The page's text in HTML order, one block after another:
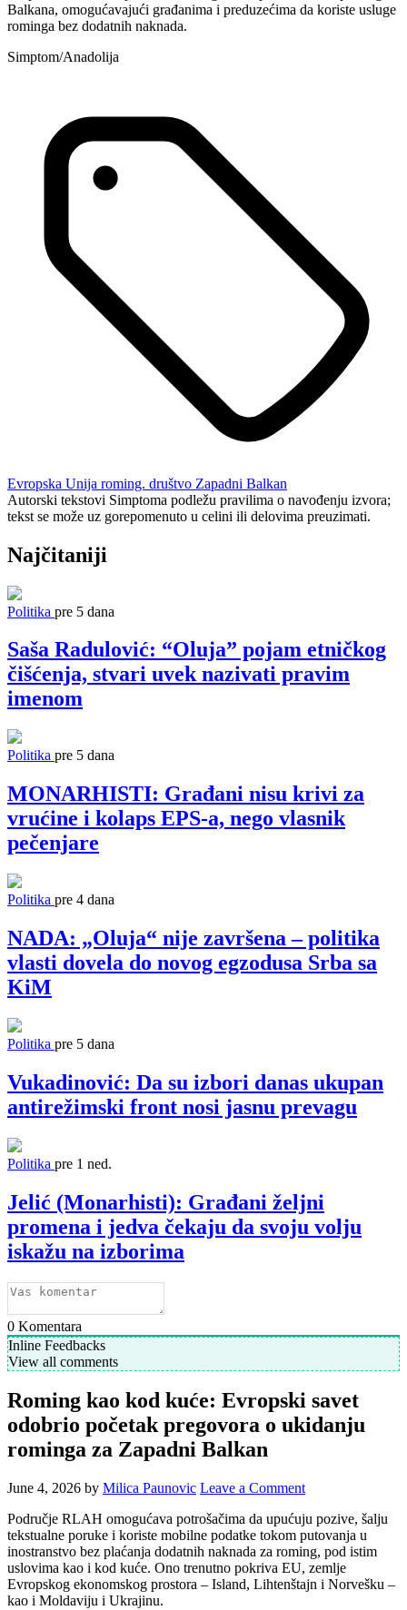
Balkana, omogućavajući građanima i preduzećima da koriste usluge
rominga bez dodatnih naknada.
Simptom/Anadolija
Evropska Unija roming. društvo Zapadni Balkan
Autorski tekstovi Simptoma podležu pravilima o navođenju izvora;
tekst se može uz gorepomenuto u celini ili delovima preuzimati.
Najčitaniji
Politika pre 5 dana
Saša Radulović: “Oluja” pojam etničkog
čišćenja, stvari uvek nazivati pravim
imenom
Politika pre 5 dana
MONARHISTI: Građani nisu krivi za
vrućine i kolaps EPS-a, nego vlasnik
pečenjare
Politika pre 4 dana
NADA: „Oluja“ nije završena – politika
vlasti dovela do novog egzodusa Srba sa
KiM
Politika pre 5 dana
Vukadinović: Da su izbori danas ukupan
antirežimski front nosi jasnu prevagu
Politika pre 1 ned.
Jelić (Monarhisti): Građani željni
promena i jedva čekaju da svoju volju
iskažu na izborima
0 Komentara
Inline Feedbacks
View all comments
Roming kao kod kuće: Evropski savet
odobrio početak pregovora o ukidanju
rominga za Zapadni Balkan
June 4, 2026 by Milica Paunovic Leave a Comment
Područje RLAH omogućava potrošačima da upućuju pozive, šalju
tekstualne poruke i koriste mobilne podatke tokom putovanja u
inostranstvo bez plaćanja dodatnih naknada za roming, pod istim
uslovima kao i kod kuće. Ono trenutno pokriva EU, zemlje
Evropskog ekonomskog prostora – Island, Lihtenštajn i Norvešku –
kao i Moldaviju i Ukrajinu.